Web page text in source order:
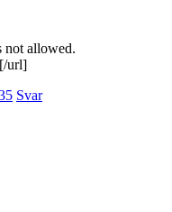
not allowed.
url]
Svar